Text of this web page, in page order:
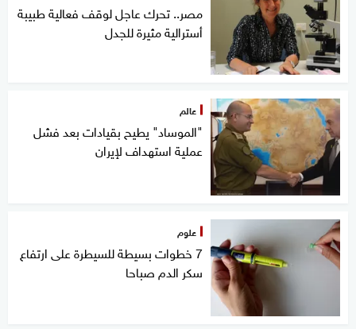
مصر.. تحرك عاجل لوقف فعالية طبيبة
أسترالية مثيرة للجدل
عالم
"الموساد" يطيح بقيادات بعد فشل
عملية استهداف لإيران
علوم
7 خطوات بسيطة للسيطرة على ارتفاع
سكر الدم صباحا